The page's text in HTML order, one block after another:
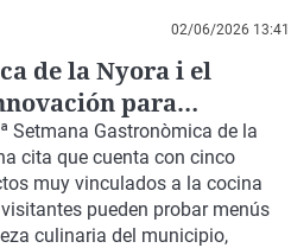
02/06/2026 13:41
de la Nyora i el
para
del municipio
Setmana Gastronòmica de la
cita que cuenta con cinco
muy vinculados a la cocina
pueden probarmenús
culinaria del municipio,